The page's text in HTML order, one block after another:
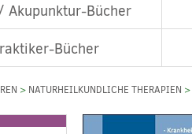
Akupunktur-Bücher
Bücher
> NATURHEILKUNDLICHE THERAPIEN >